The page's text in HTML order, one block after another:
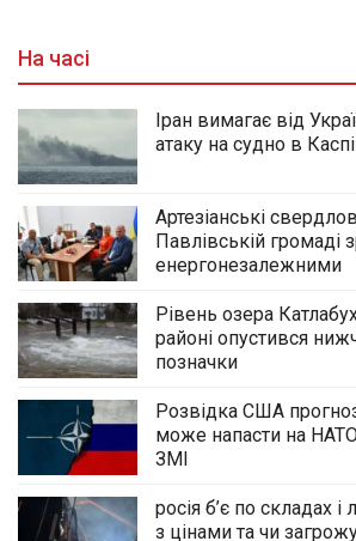
На часі
Іран вимагає від
атаку на судно в
Артезіанські
Павлівській громаді
енергонезалежними
Рівень озера
районі опустився
позначки
Розвідка США
може напасти на
ЗМІ
росія б’є по складах і
з цінами та чи